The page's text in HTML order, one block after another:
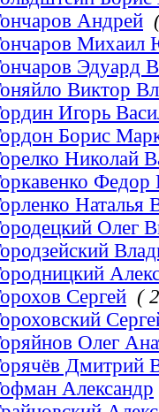
Андрей
Михаил
Эдуард
Виктор
Игорь
Борис
Николай
Наталья
Олег
Сергей (
Олег
Дмитрий
Александр